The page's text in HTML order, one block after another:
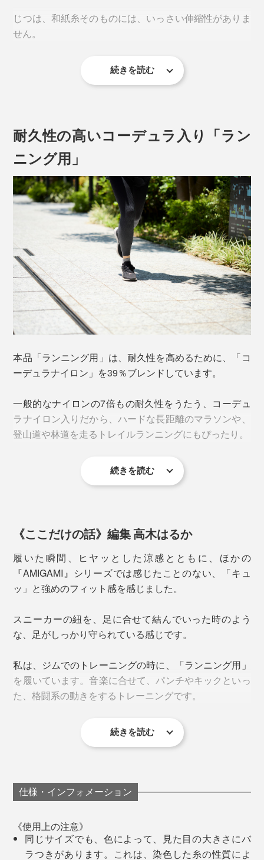
1000年以上も存在しつづけられるほど、丈夫な「美濃
触れると、ひんやり心地いい感じ……まるで、麻のよう
そもそも、和紙は、多孔質構造。目に見えないほど、微
糸です。
ンターで撮影した顕微鏡写真
裏の汗をいっぱい吸って、どんどん逃がしてくれるか
ら、ムレも、ベタつきも、ずっと少なく感じるはず。
「靴下のジメジメが気にならない」
じつは、和紙糸そのものには、いっさい伸縮性がありま
せん。
だから、足の大きな動きにもフィットして、よく伸びる
伸びない和紙糸は、編み機の力が強いと、糸が切れて、
編めなくなってしまうからです。
ンの世界で広めたい」と、意気投合した、大福製紙（美
濃市）と東洋繊維（関市）が協力して開発へ。
『AMIGAMI』は、大福製紙が細くて頑丈な和紙糸を、
東洋繊維が靴下編み機を、それぞれ40年以上、研究して
すが、『AMIGAMI』は、一般的なコットン製靴下の2倍
もの回転数で、ゆっくり編みながら、職人の手と目によ
続きを読む
耐久性の高いコーデュラ入り「ラン
ニング用」
本品「ランニング用」は、耐久性を高めるために、「コ
ーデュラナイロン」を39％ブレンドしています。
一般的なナイロンの7倍もの耐久性をうたう、コーデュ
ラナイロン入りだから、ハードな長距離のマラソンや、
登山道や林道を走るトレイルランニングにもぴったり。
さらに、足首を覆うことで、かかとの擦れをカバーして
くれます。
続きを読む
《ここだけの話》編集 高木はるか
履いた瞬間、ヒヤッとした涼感とともに、ほかの
『AMIGAMI』シリーズでは感じたことのない、「キュ
ッ」と強めのフィット感を感じました。
スニーカーの紐を、足に合せて結んでいった時のよう
な、足がしっかり守られている感じです。
私は、ジムでのトレーニングの時に、「ランニング用」
を履いています。音楽に合せて、パンチやキックといっ
た、格闘系の動きをするトレーニングです。
たった45分なのですが、前や横へ、すばやくステップを
続きを読む
仕様・インフォメーション
《使用上の注意》
同じサイズでも、色によって、見た目の大きさにバ
ラつきがあります。これは、染色した糸の性質によ